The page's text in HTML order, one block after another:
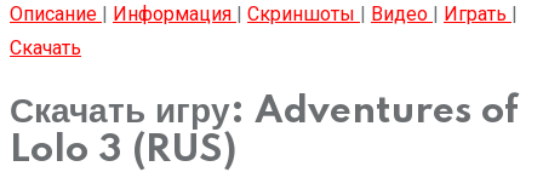
Описание | Информация | Скриншоты | Видео | Играть |
Скачать
Скачать игру: Adventures of
Lolo 3 (RUS)